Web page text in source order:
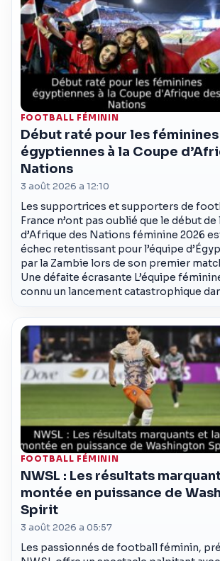
FOOTBALL FÉMININ
Début raté pour les féminines
égyptiennes à la Coupe
Nations
3 août 2026 a 12:10
Les supportrices et supporters de
France n’ont pas oublié que le début de
d’Afrique des Nations féminine 2026
échec retentissant pour l’équipe
par la Zambie lors de son premier
Une défaite écrasante L’équipe
connu un lancement catastrophique
FOOTBALL FÉMININ
NWSL : Les résultats
montée en puissance de
Spirit
3 août 2026 a 05:57
Les passionnés de football féminin,